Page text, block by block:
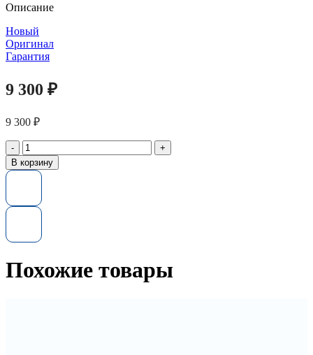
Описание
Новый
Оригинал
Гарантия
9 300 ₽
9 300 ₽
Количество
товара
Жесткий
HP
10K
DP
В корзину
Похожие товары